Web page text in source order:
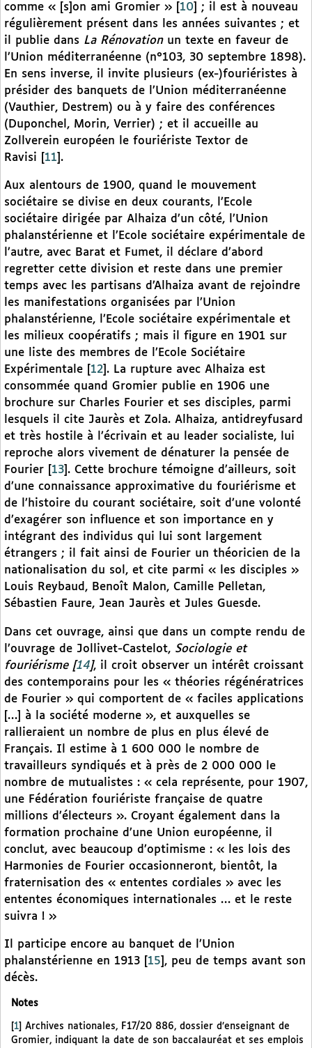
comme « [s]on ami Gromier »
10
; il est à nouveau
régulièrement présent dans les années suivantes ; et
il publie dans La Rénovation un texte en faveur de
l’Union méditerranéenne (n°103, 30 septembre 1898).
En sens inverse, il invite plusieurs (ex-)fouriéristes à
présider des banquets de l’Union méditerranéenne
(Vauthier, Destrem) ou à y faire des conférences
(Duponchel, Morin, Verrier) ; et il accueille au
Zollverein européen le fouriériste Textor de
Ravisi
11 .
Aux alentours de 1900, quand le mouvement
sociétaire se divise en deux courants, l’Ecole
sociétaire dirigée par Alhaiza d’un côté, l’Union
phalanstérienne et l’Ecole sociétaire expérimentale de
l’autre, avec Barat et Fumet, il déclare d’abord
regretter cette division et reste dans une premier
temps avec les partisans d’Alhaiza avant de rejoindre
les manifestations organisées par l’Union
phalanstérienne, l’Ecole sociétaire expérimentale et
les milieux coopératifs ; mais il figure en 1901 sur
une liste des membres de l’Ecole Sociétaire
Expérimentale
12 . La rupture avec Alhaiza est
consommée quand Gromier publie en 1906 une
brochure sur Charles Fourier et ses disciples, parmi
lesquels il cite Jaurès et Zola. Alhaiza, antidreyfusard
et très hostile à l’écrivain et au leader socialiste, lui
reproche alors vivement de dénaturer la pensée de
Fourier
13 . Cette brochure témoigne d’ailleurs, soit
d’une connaissance approximative du fouriérisme et
de l’histoire du courant sociétaire, soit d’une volonté
d’exagérer son influence et son importance en y
intégrant des individus qui lui sont largement
étrangers ; il fait ainsi de Fourier un théoricien de la
nationalisation du sol, et cite parmi « les disciples »
Louis Reybaud, Benoît Malon, Camille Pelletan,
Sébastien Faure, Jean Jaurès et Jules Guesde.
Dans cet ouvrage, ainsi que dans un compte rendu de
l’ouvrage de Jollivet-Castelot, Sociologie et
fouriérisme[14], il croit observer un intérêt croissant
des contemporains pour les « théories régénératrices
de Fourier » qui comportent de « faciles applications
[…] à la société moderne », et auxquelles se
rallieraient un nombre de plus en plus élevé de
Français. Il estime à 1 600 000 le nombre de
travailleurs syndiqués et à près de 2 000 000 le
nombre de mutualistes : « cela représente, pour 1907,
une Fédération fouriériste française de quatre
millions d’électeurs ». Croyant également dans la
formation prochaine d’une Union européenne, il
conclut, avec beaucoup d’optimisme : « les lois des
Harmonies de Fourier occasionneront, bientôt, la
fraternisation des « ententes cordiales » avec les
ententes économiques internationales … et le reste
suivra ! »
Il participe encore au banquet de l’Union
phalanstérienne en 1913
15 , peu de temps avant son
décès.
Notes
[1] Archives nationales, F17/20 886, dossier d’enseignant de
Gromier, indiquant la date de son baccalauréat et ses emplois